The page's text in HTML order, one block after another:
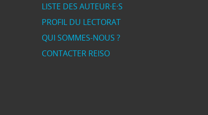
LISTE DES AUTEUR·E·S
PROFIL DU LECTORAT
QUI SOMMES-NOUS ?
CONTACTER REISO